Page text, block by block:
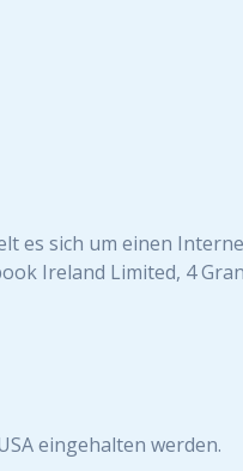
es sich um einen
Ireland Limited, 4
eingehalten werden.